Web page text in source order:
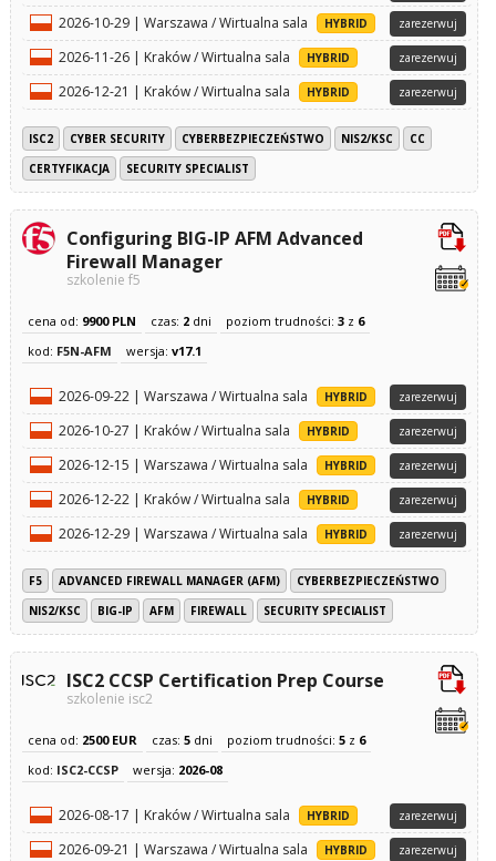
2026-10-29 | Warszawa / Wirtualna sala HYBRID zarezerwuj
2026-11-26 | Kraków / Wirtualna sala HYBRID zarezerwuj
2026-12-21 | Kraków / Wirtualna sala HYBRID zarezerwuj
ISC2 CYBER SECURITY CYBERBEZPIECZEŃSTWO NIS2/KSC
CC
CERTYFIKACJA
SECURITY SPECIALIST
Configuring BIG-IP AFM Advanced
Firewall Manager
szkolenie f5
cena od: 9900 PLN czas: 2dni poziom trudności: 3z 6
kod: F5N-AFM wersja: v17.1
2026-09-22 | Warszawa / Wirtualna sala HYBRID zarezerwuj
2026-10-27 | Kraków / Wirtualna sala HYBRID zarezerwuj
2026-12-15 | Warszawa / Wirtualna sala HYBRID zarezerwuj
2026-12-22 | Kraków / Wirtualna sala HYBRID zarezerwuj
2026-12-29 | Warszawa / Wirtualna sala HYBRID zarezerwuj
F5 ADVANCED FIREWALL MANAGER (AFM)
CYBERBEZPIECZEŃSTWO
NIS2/KSC
BIG-IP AFM FIREWALL SECURITY SPECIALIST
ISC2 CCSP Certification Prep Course
szkolenie isc2
cena od: 2500 EUR czas: 5dni poziom trudności: 5z 6
kod: ISC2-CCSP wersja: 2026-08
2026-08-17 | Kraków / Wirtualna sala HYBRID zarezerwuj
2026-09-21 | Warszawa / Wirtualna sala HYBRID zarezerwuj